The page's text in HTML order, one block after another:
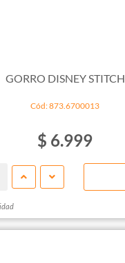
GORRO DISNEY STITCH
Cód: 873.6700013
$ 6.999